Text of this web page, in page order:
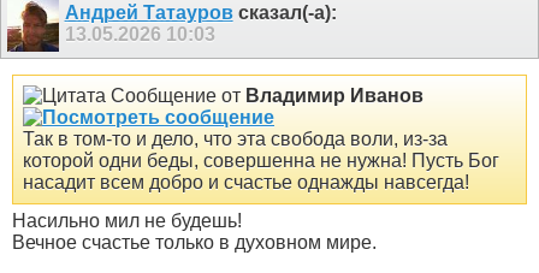
Андрей Татауровсказал(-а):
13.05.2026 10:03
Сообщение от Владимир Иванов
Так в том-то и дело, что эта свобода воли, из-за
которой одни беды, совершенна не нужна! Пусть Бог
насадит всем добро и счастье однажды навсегда!
Насильно мил не будешь!
Вечное счастье только в духовном мире.